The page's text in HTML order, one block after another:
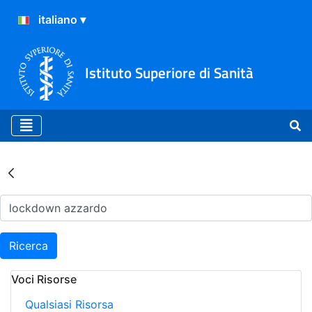
Istituto Superiore di Sanità
Risultati della Ricerca -
Ricerca
Voci Risorse
Qualsiasi Risorsa